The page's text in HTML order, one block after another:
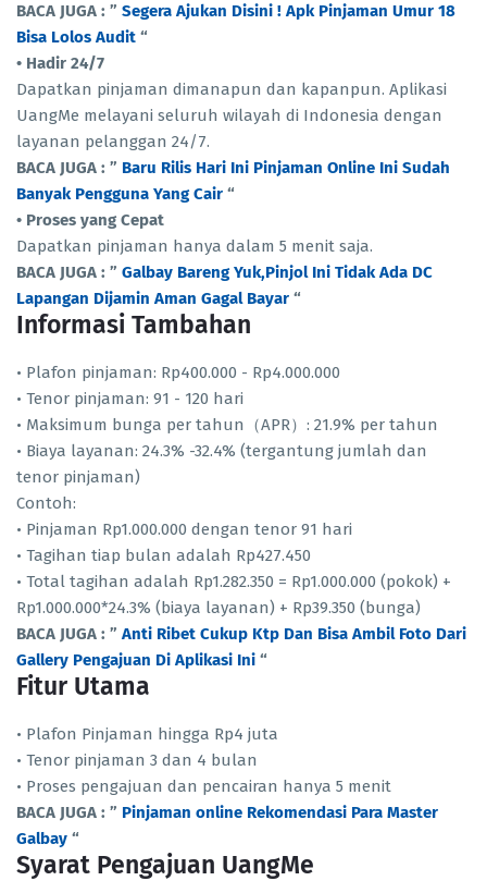
BACA JUGA : ” Segera Ajukan Disini ! Apk Pinjaman Umur 18
Bisa Lolos Audit “
• Hadir 24/7
Dapatkan pinjaman dimanapun dan kapanpun. Aplikasi
UangMe melayani seluruh wilayah di Indonesia dengan
layanan pelanggan 24/7.
BACA JUGA : ” Baru Rilis Hari Ini Pinjaman Online Ini Sudah
Banyak Pengguna Yang Cair “
• Proses yang Cepat
Dapatkan pinjaman hanya dalam 5 menit saja.
BACA JUGA : ” Galbay Bareng Yuk,Pinjol Ini Tidak Ada DC
Lapangan Dijamin Aman Gagal Bayar “
Informasi Tambahan
• Plafon pinjaman: Rp400.000 - Rp4.000.000
• Tenor pinjaman: 91 - 120 hari
• Maksimum bunga per tahun（APR）: 21.9% per tahun
• Biaya layanan: 24.3% -32.4% (tergantung jumlah dan
tenor pinjaman)
Contoh:
• Pinjaman Rp1.000.000 dengan tenor 91 hari
• Tagihan tiap bulan adalah Rp427.450
• Total tagihan adalah Rp1.282.350 = Rp1.000.000 (pokok) +
Rp1.000.000*24.3% (biaya layanan) + Rp39.350 (bunga)
BACA JUGA : ” Anti Ribet Cukup Ktp Dan Bisa Ambil Foto Dari
Gallery Pengajuan Di Aplikasi Ini “
Fitur Utama
• Plafon Pinjaman hingga Rp4 juta
• Tenor pinjaman 3 dan 4 bulan
• Proses pengajuan dan pencairan hanya 5 menit
BACA JUGA : ” Pinjaman online Rekomendasi Para Master
Galbay “
Syarat Pengajuan UangMe